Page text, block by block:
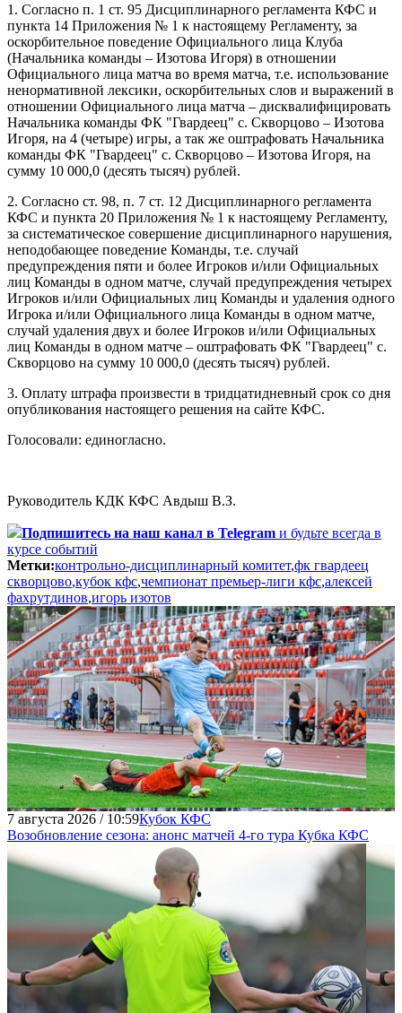
1. Согласно п. 1 ст. 95 Дисциплинарного регламента КФС и
пункта 14 Приложения № 1 к настоящему Регламенту, за
оскорбительное поведение Официального лица Клуба
(Начальника команды – Изотова Игоря) в отношении
Официального лица матча во время матча, т.е. использование
ненормативной лексики, оскорбительных слов и выражений в
отношении Официального лица матча – дисквалифицировать
Начальника команды ФК "Гвардеец" с. Скворцово – Изотова
Игоря, на 4 (четыре) игры, а так же оштрафовать Начальника
команды ФК "Гвардеец" с. Скворцово – Изотова Игоря, на
сумму 10 000,0 (десять тысяч) рублей.
2. Согласно ст. 98, п. 7 ст. 12 Дисциплинарного регламента
КФС и пункта 20 Приложения № 1 к настоящему Регламенту,
за систематическое совершение дисциплинарного нарушения,
неподобающее поведение Команды, т.е. случай
предупреждения пяти и более Игроков и/или Официальных
лиц Команды в одном матче, случай предупреждения четырех
Игроков и/или Официальных лиц Команды и удаления одного
Игрока и/или Официального лица Команды в одном матче,
случай удаления двух и более Игроков и/или Официальных
лиц Команды в одном матче – оштрафовать ФК "Гвардеец" с.
Скворцово на сумму 10 000,0 (десять тысяч) рублей.
3. Оплату штрафа произвести в тридцатидневный срок со дня
опубликования настоящего решения на сайте КФС.
Голосовали: единогласно.
Руководитель КДК КФС Авдыш В.З.
Подпишитесь на наш канал в Telegram и будьте всегда в
курсе событий
Метки:контрольно-дисциплинарный комитет,фк гвардеец
скворцово,кубок кфс,чемпионат премьер-лиги кфс,алексей
фахрутдинов,игорь изотов
7 августа 2026 / 10:59Кубок КФС
Возобновление сезона: анонс матчей 4-го тура Кубка КФС